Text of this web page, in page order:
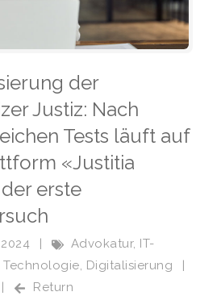
der
Justiz: Nach
Tests läuft auf
«Justitia
erste
| Advokatur, IT-
Technologie, Digitalisierung
|
| Return